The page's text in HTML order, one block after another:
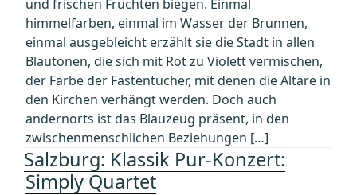
und frischen Früchten biegen. Einmal
himmelfarben, einmal im Wasser der Brunnen,
einmal ausgebleicht erzählt sie die Stadt in allen
Blautönen, die sich mit Rot zu Violett vermischen,
der Farbe der Fastentücher, mit denen die Altäre in
den Kirchen verhängt werden. Doch auch
andernorts ist das Blauzeug präsent, in den
zwischenmenschlichen Beziehungen […]
Salzburg: Klassik Pur-Konzert:
Simply Quartet